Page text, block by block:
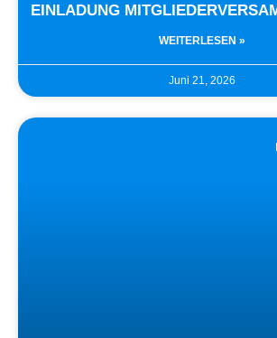
EINLADUNG
WEITERLESEN »
Juni 21, 2026